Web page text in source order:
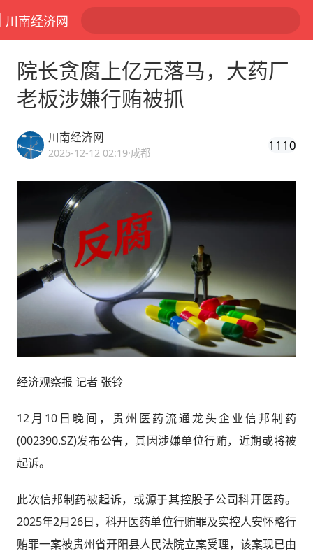
川南经济网
院长贪腐上亿元落马，大药厂
老板涉嫌行贿被抓
川南经济网
2025-12-12 02:19·成都 1110
经济观察报 记者 张铃
12月10日晚间，贵州医药流通龙头企业信邦制药
(002390.SZ)发布公告，其因涉嫌单位行贿，近期或将被
起诉。
此次信邦制药被起诉，或源于其控股子公司科开医药。
2025年2月26日，科开医药单位行贿罪及实控人安怀略行
贿罪一案被贵州省开阳县人民法院立案受理，该案现已由